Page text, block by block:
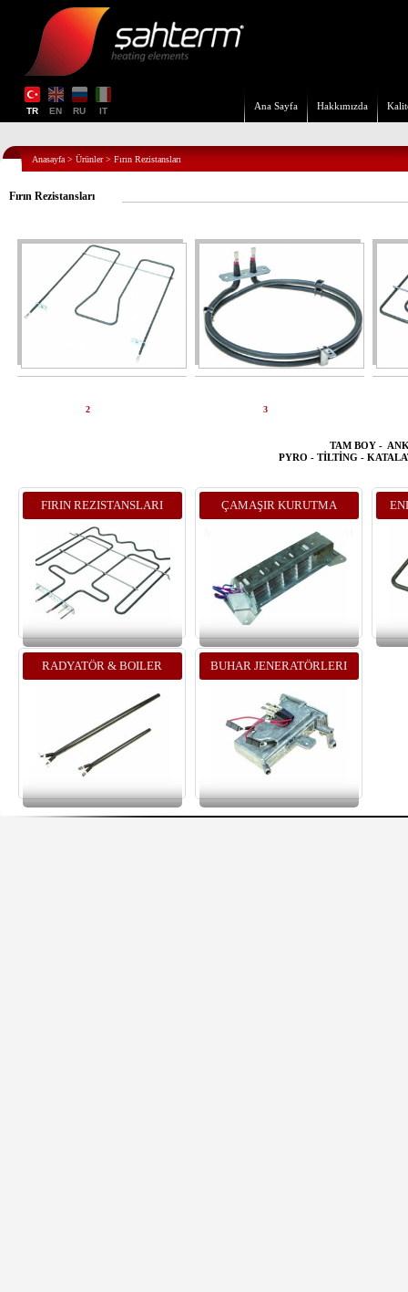
TR EN RU IT Ana Sayfa Hakkımızda
Anasayfa > Ürünler> Fırın Rezistansları
Fırın Rezistansları
2 3
TAM BOY -
PYRO - TİLTİNG -
FIRIN REZISTANSLARI
ÇAMAŞIR KURUTMA
MAKINASI REZISTANSLARI
RADYATÖR & BOILER
BUHAR JENERATÖRLERI